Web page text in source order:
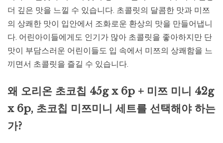
더 깊은 맛을 느낄 수 있습니다. 초콜릿의 달콤한 맛과 미쯔
의 상쾌한 맛이 입안에서 조화로운 환상의 맛을 만들어냅니
다. 어린아이들에게도 인기가 많아 초콜릿을 좋아하지만 단
맛이 부담스러운 어린이들도 입 속에서 미쯔의 상쾌함을 느
끼면서 초콜릿을 즐길 수 있습니다.
왜 오리온 초코칩 45g x 6p + 미쯔 미니 42g
x 6p, 초코칩 미쯔미니 세트를 선택해야 하는
가?